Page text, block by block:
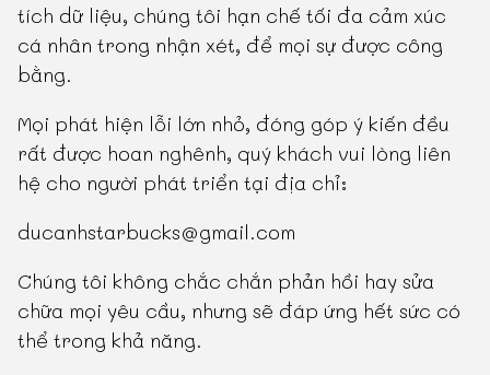
tích dữ liệu, chúng tôi hạn chế tối đa cảm xúc
cá nhân trong nhận xét, để mọi sự được công
bằng.
Mọi phát hiện lỗi lớn nhỏ, đóng góp ý kiến đều
rất được hoan nghênh, quý khách vui lòng liên
hệ cho người phát triển tại địa chỉ:
ducanhstarbucks@gmail.com
Chúng tôi không chắc chắn phản hồi hay sửa
chữa mọi yêu cầu, nhưng sẽ đáp ứng hết sức có
thể trong khả năng.